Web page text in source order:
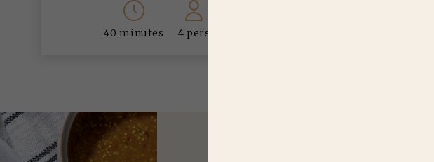
40 minutes 4 pers